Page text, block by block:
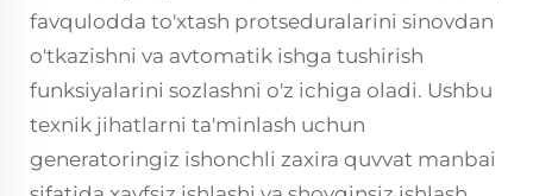
favqulodda to'xtash protseduralarini sinovdan
o'tkazishni va avtomatik ishga tushirish
funksiyalarini sozlashni o'z ichiga oladi. Ushbu
texnik jihatlarni ta'minlash uchun
generatoringiz ishonchli zaxira quvvat manbai